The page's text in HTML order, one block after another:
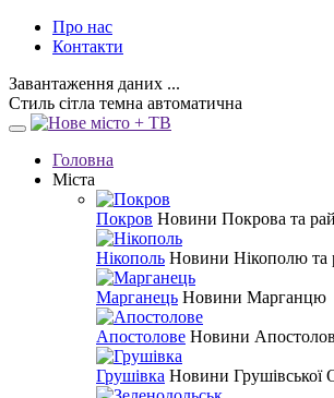
Про нас
Контакти
Завантаження даних ...
Стиль сітла темна автоматична
Головна
Міста
Покров Новини Покрова та
Нікополь Новини Нікополю та
Марганець Новини Марганцю
Апостолове Новини
Грушівка Новини Грушівської